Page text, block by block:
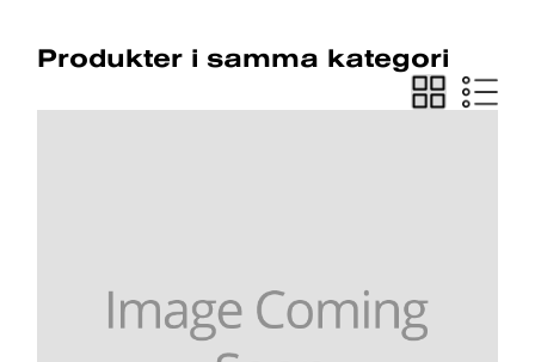
Produkter i samma kategori